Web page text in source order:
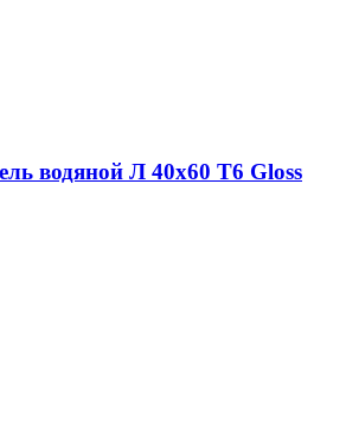
водяной Л 40х60 Т6 Gloss